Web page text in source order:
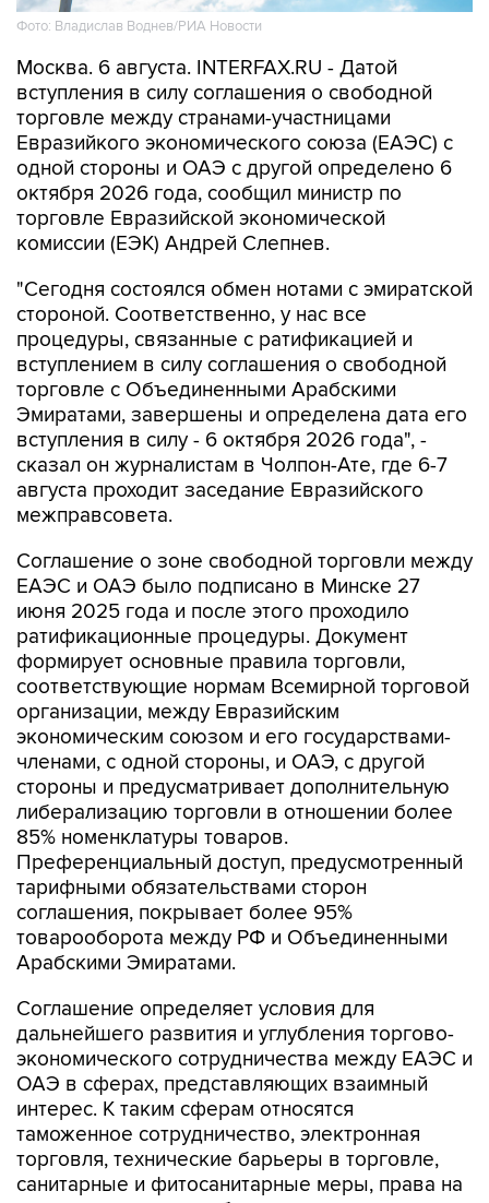
Москва. 6 августа. INTERFAX.RU - Датой
торговле между странами-участницами
Евразийкого экономического союза (ЕАЭС) с
одной стороны и ОАЭ с другой определено 6
октября 2026 года, сообщил министр по
торговле Евразийской экономической
комиссии (ЕЭК) Андрей Слепнев.
"Сегодня состоялся обмен нотами с эмиратской
процедуры, связанные с ратификацией и
вступлением в силу соглашения о свободной
торговле с Объединенными Арабскими
Эмиратами, завершены и определена дата его
вступления в силу - 6 октября 2026 года", -
сказал он журналистам в Чолпон-Ате, где 6-7
августа проходит заседание Евразийского
межправсовета.
Соглашение о зоне свободной торговли между
июня 2025 года и после этого проходило
ратификационные процедуры. Документ
формирует основные правила торговли,
соответствующие нормам Всемирной торговой
организации, между Евразийским
экономическим союзом и его государствами-
членами, с одной стороны, и ОАЭ, с другой
стороны и предусматривает дополнительную
либерализацию торговли в отношении более
85% номенклатуры товаров.
Преференциальный доступ, предусмотренный
тарифными обязательствами сторон
соглашения, покрывает более 95%
товарооборота между РФ и Объединенными
Арабскими Эмиратами.
Соглашение определяет условия для
экономического сотрудничества между ЕАЭС и
ОАЭ в сферах, представляющих взаимный
интерес. К таким сферам относятся
таможенное сотрудничество, электронная
торговля, технические барьеры в торговле,
санитарные и фитосанитарные меры, права на
интеллектуальную собственность,
государственные закупки.